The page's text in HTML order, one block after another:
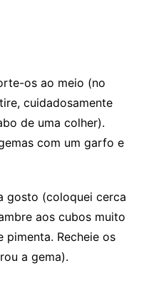
os ao meio (no
cuidadosamente
de uma colher).
com um garfo e
gosto (coloquei cerca
aos cubos muito
pimenta. Recheie os
a gema).